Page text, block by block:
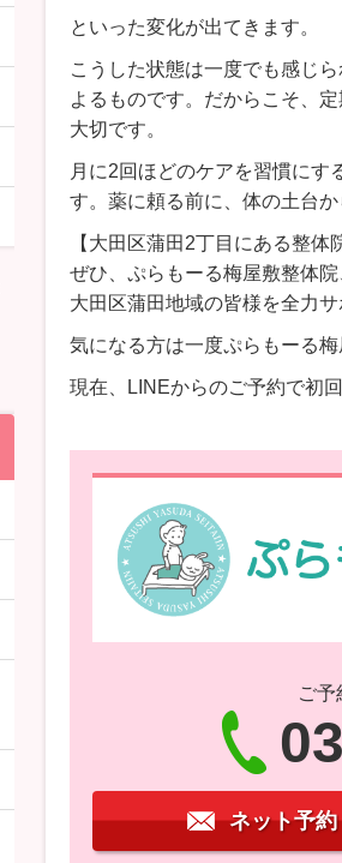
といった変化が出てきます。
こうした状態は一度でも感じ
よるものです。だからこそ、
大切です。
月に2回ほどのケアを習慣にす
す。薬に頼る前に、体の土台
【大田区蒲田2丁目にある整
ぜひ、ぷらもーる梅屋敷整体
大田区蒲田地域の皆様を全力サ
気になる方は一度ぷらもーる梅
現在、LINEからのご予約で初
ご予
ネット予約